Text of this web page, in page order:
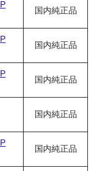
国内純正品
国内純正品
国内純正品
国内純正品
国内純正品